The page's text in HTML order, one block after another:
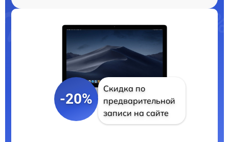
-20%
Скидка по
предварительной
записи на сайте